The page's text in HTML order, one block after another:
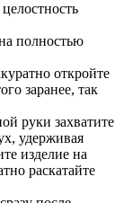
полностью
откройте
заранее, так
руки захватите
удерживая
изделие на
раскатайте